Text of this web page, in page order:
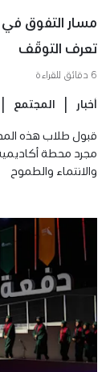
مسار التفوق
تعرف التوقّف
6 دقائق للقراءة
أخبار المجتمع
قبول طلاب هذه
مجرد محطة
والانتماء والطموح